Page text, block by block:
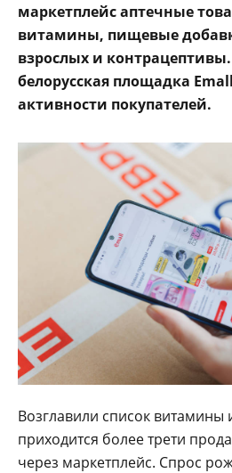
маркетплейс аптечные
витамины, пищевые
взрослых и
белорусская площадка
активности покупателей.
Возглавили список
приходится более трети
через маркетплейс. Спрос